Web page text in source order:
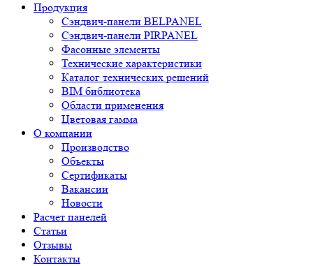
Продукция
Сэндвич-панели BELPANEL
Сэндвич-панели PIRPANEL
Фасонные элементы
Технические характеристики
Каталог технических решений
BIM библиотека
Области применения
Цветовая гамма
О компании
Производство
Объекты
Сертификаты
Вакансии
Новости
Расчет панелей
Статьи
Отзывы
Контакты